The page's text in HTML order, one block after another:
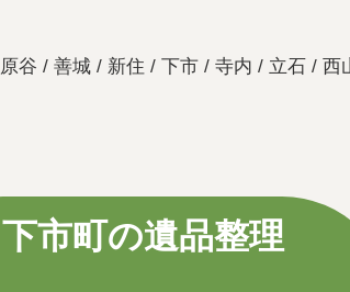
谷 / 善城 / 新住 / 下市 / 寺内 / 立石 /
下市町の遺品整理